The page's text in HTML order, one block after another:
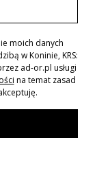
moich danych
w Koninie, KRS:
ad-or.pl usługi
na temat zasad